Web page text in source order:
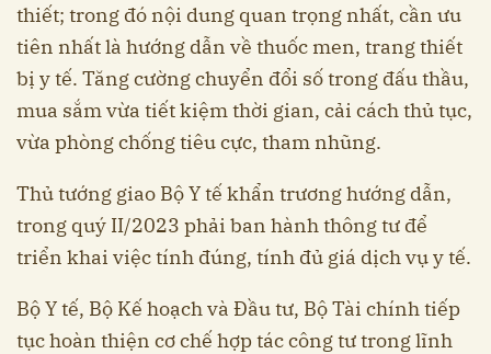
thiết; trong đó nội dung quan trọng nhất, cần ưu
tiên nhất là hướng dẫn về thuốc men, trang thiết
bị y tế. Tăng cường chuyển đổi số trong đấu thầu,
mua sắm vừa tiết kiệm thời gian, cải cách thủ tục,
vừa phòng chống tiêu cực, tham nhũng.
Thủ tướng giao Bộ Y tế khẩn trương hướng dẫn,
trong quý II/2023 phải ban hành thông tư để
triển khai việc tính đúng, tính đủ giá dịch vụ y tế.
Bộ Y tế, Bộ Kế hoạch và Đầu tư, Bộ Tài chính tiếp
tục hoàn thiện cơ chế hợp tác công tư trong lĩnh